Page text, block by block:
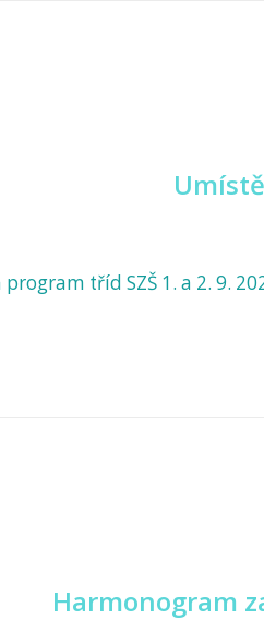
tříd SZŠ 1. a 2. 9.
Harmonogram